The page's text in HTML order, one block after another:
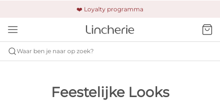
❤️ Loyalty programma
🚚 Gratis verzending & retour
🔒 Altijd veilig betalen
Waar ben je naar op zoek?
Feestelijke Looks